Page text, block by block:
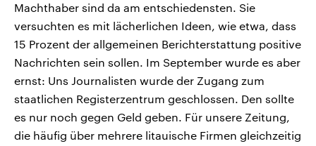
Machthaber sind da am entschiedensten. Sie
versuchten es mit lächerlichen Ideen, wie etwa, dass
15 Prozent der allgemeinen Berichterstattung positive
Nachrichten sein sollen. Im September wurde es aber
ernst: Uns Journalisten wurde der Zugang zum
staatlichen Registerzentrum geschlossen. Den sollte
es nur noch gegen Geld geben. Für unsere Zeitung,
die häufig über mehrere litauische Firmen gleichzeitig